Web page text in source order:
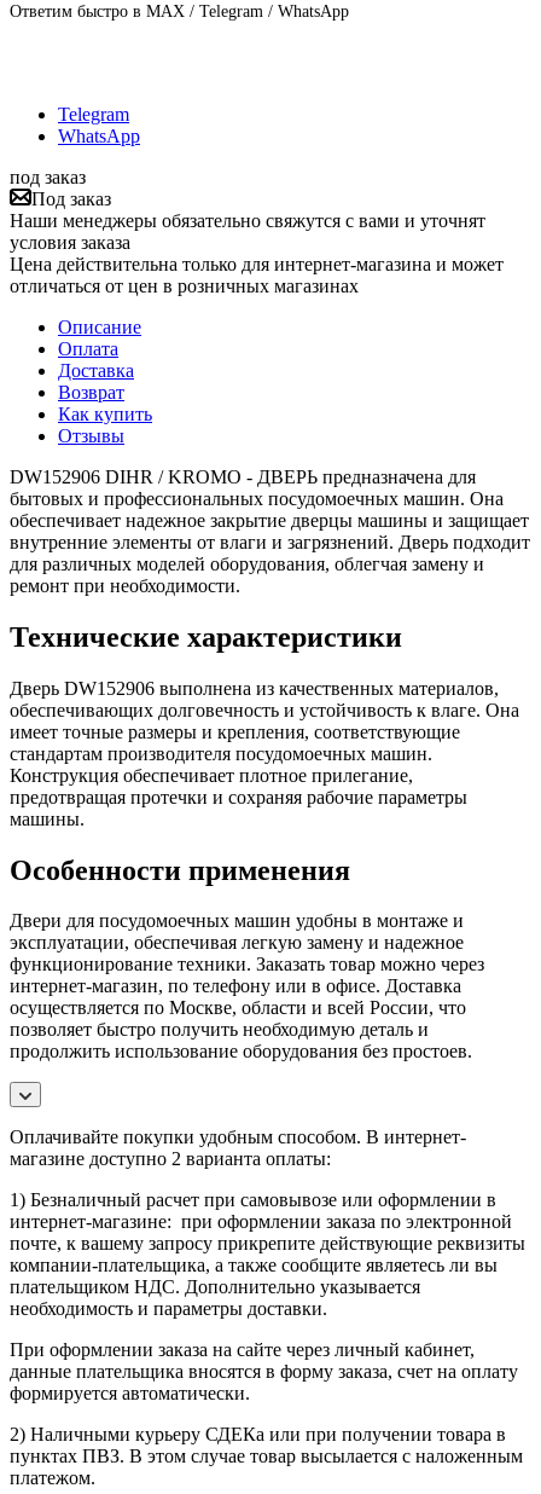
Ответим быстро в MAX / Telegram / WhatsApp
Telegram
WhatsApp
под заказ
Под заказ
Наши менеджеры обязательно свяжутся с вами и уточнят
условия заказа
Цена действительна только для интернет-магазина и может
отличаться от цен в розничных магазинах
Описание
Оплата
Доставка
Возврат
Как купить
Отзывы
DW152906 DIHR / KROMO - ДВЕРЬ предназначена для
бытовых и профессиональных посудомоечных машин. Она
обеспечивает надежное закрытие дверцы машины и защищает
внутренние элементы от влаги и загрязнений. Дверь подходит
для различных моделей оборудования, облегчая замену и
ремонт при необходимости.
Технические характеристики
Дверь DW152906 выполнена из качественных материалов,
обеспечивающих долговечность и устойчивость к влаге. Она
имеет точные размеры и крепления, соответствующие
стандартам производителя посудомоечных машин.
Конструкция обеспечивает плотное прилегание,
предотвращая протечки и сохраняя рабочие параметры
машины.
Особенности применения
Двери для посудомоечных машин удобны в монтаже и
эксплуатации, обеспечивая легкую замену и надежное
функционирование техники. Заказать товар можно через
интернет-магазин, по телефону или в офисе. Доставка
осуществляется по Москве, области и всей России, что
позволяет быстро получить необходимую деталь и
продолжить использование оборудования без простоев.
Оплачивайте покупки удобным способом. В интернет-
магазине доступно 2 варианта оплаты:
1) Безналичный расчет при самовывозе или оформлении в
интернет-магазине: при оформлении заказа по электронной
почте, к вашему запросу прикрепите действующие реквизиты
компании-плательщика, а также сообщите являетесь ли вы
плательщиком НДС. Дополнительно указывается
необходимость и параметры доставки.
При оформлении заказа на сайте через личный кабинет,
данные плательщика вносятся в форму заказа, счет на оплату
формируется автоматически.
2) Наличными курьеру СДЕКа или при получении товара в
пунктах ПВЗ. В этом случае товар высылается с наложенным
платежом.